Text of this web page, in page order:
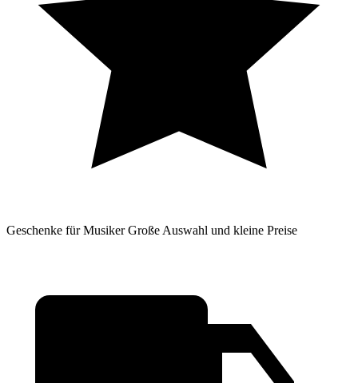
Geschenke für Musiker Große Auswahl und kleine Preise